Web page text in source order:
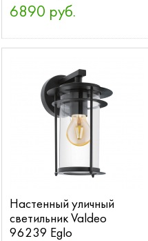
6890 руб.
Настенный уличный
светильник Valdeo
96239 Eglo